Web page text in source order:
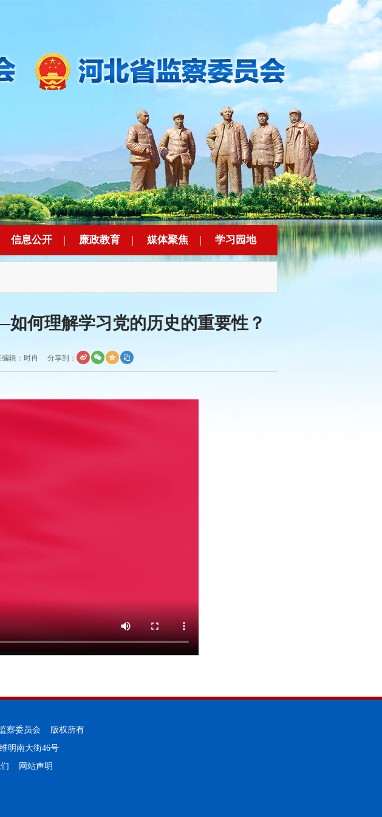
信息公开 | 廉政教育 | 媒体聚焦 | 学习园地
何理解学习党的历史的重要性？
编辑：时冉 分享到：
察委员会 版权所有
明南大街46号
网站声明